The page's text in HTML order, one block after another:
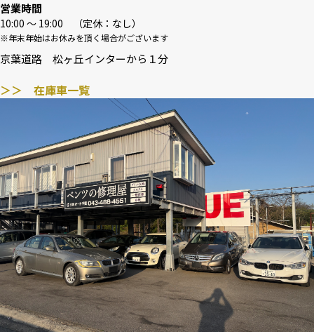
営業時間
10:00 〜 19:00 （定休：なし）
※年末年始はお休みを頂く場合がございます
京葉道路 松ヶ丘インターから１分
＞＞ 在庫車一覧